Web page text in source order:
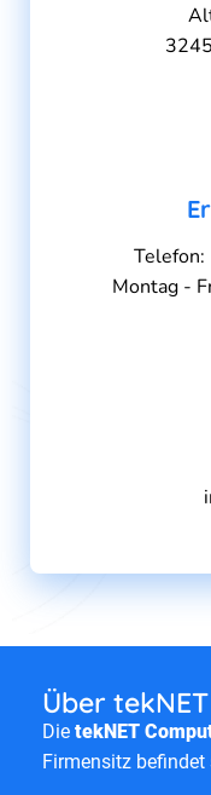
Montag -
Über
Die tekNET
Firmensitz befindet